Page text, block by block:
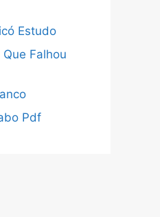
Estudo
Falhou
Pdf